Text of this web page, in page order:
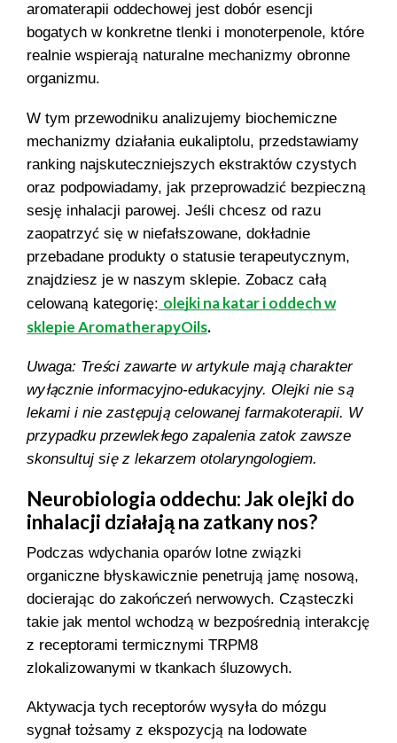
aromaterapii oddechowej jest dobór esencji
bogatych w konkretne tlenki i monoterpenole, które
realnie wspierają naturalne mechanizmy obronne
organizmu.
W tym przewodniku analizujemy biochemiczne
mechanizmy działania eukaliptolu, przedstawiamy
ranking najskuteczniejszych ekstraktów czystych
oraz podpowiadamy, jak przeprowadzić bezpieczną
sesję inhalacji parowej. Jeśli chcesz od razu
zaopatrzyć się w niefałszowane, dokładnie
przebadane produkty o statusie terapeutycznym,
znajdziesz je w naszym sklepie. Zobacz całą
celowaną kategorię: olejki na katar i oddech w
sklepie AromatherapyOils.
Uwaga: Treści zawarte w artykule mają charakter
wyłącznie informacyjno-edukacyjny. Olejki nie są
lekami i nie zastępują celowanej farmakoterapii. W
przypadku przewlekłego zapalenia zatok zawsze
skonsultuj się z lekarzem otolaryngologiem.
Neurobiologia oddechu: Jak olejki do
inhalacji działają na zatkany nos?
Podczas wdychania oparów lotne związki
organiczne błyskawicznie penetrują jamę nosową,
docierając do zakończeń nerwowych. Cząsteczki
takie jak mentol wchodzą w bezpośrednią interakcję
z receptorami termicznymi TRPM8
zlokalizowanymi w tkankach śluzowych.
Aktywacja tych receptorów wysyła do mózgu
sygnał tożsamy z ekspozycją na lodowate